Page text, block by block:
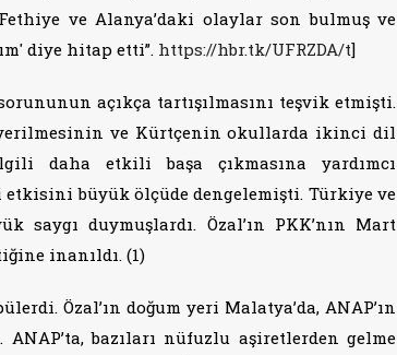
ve Alanya’daki olaylar son bulmuş ve
diye hitap etti”. https://hbr.tk/UFRZDA/t]
açıkça tartışılmasını teşvik etmişti.
verilmesinin ve Kürtçenin okullarda ikinci dil
daha etkili başa çıkmasına yardımcı
etkisini büyük ölçüde dengelemişti. Türkiye ve
saygı duymuşlardı. Özal’ın PKK’nın Mart
inanıldı. (1)
Özal’ın doğum yeri Malatya’da, ANAP’ın
ANAP’ta, bazıları nüfuzlu aşiretlerden gelme